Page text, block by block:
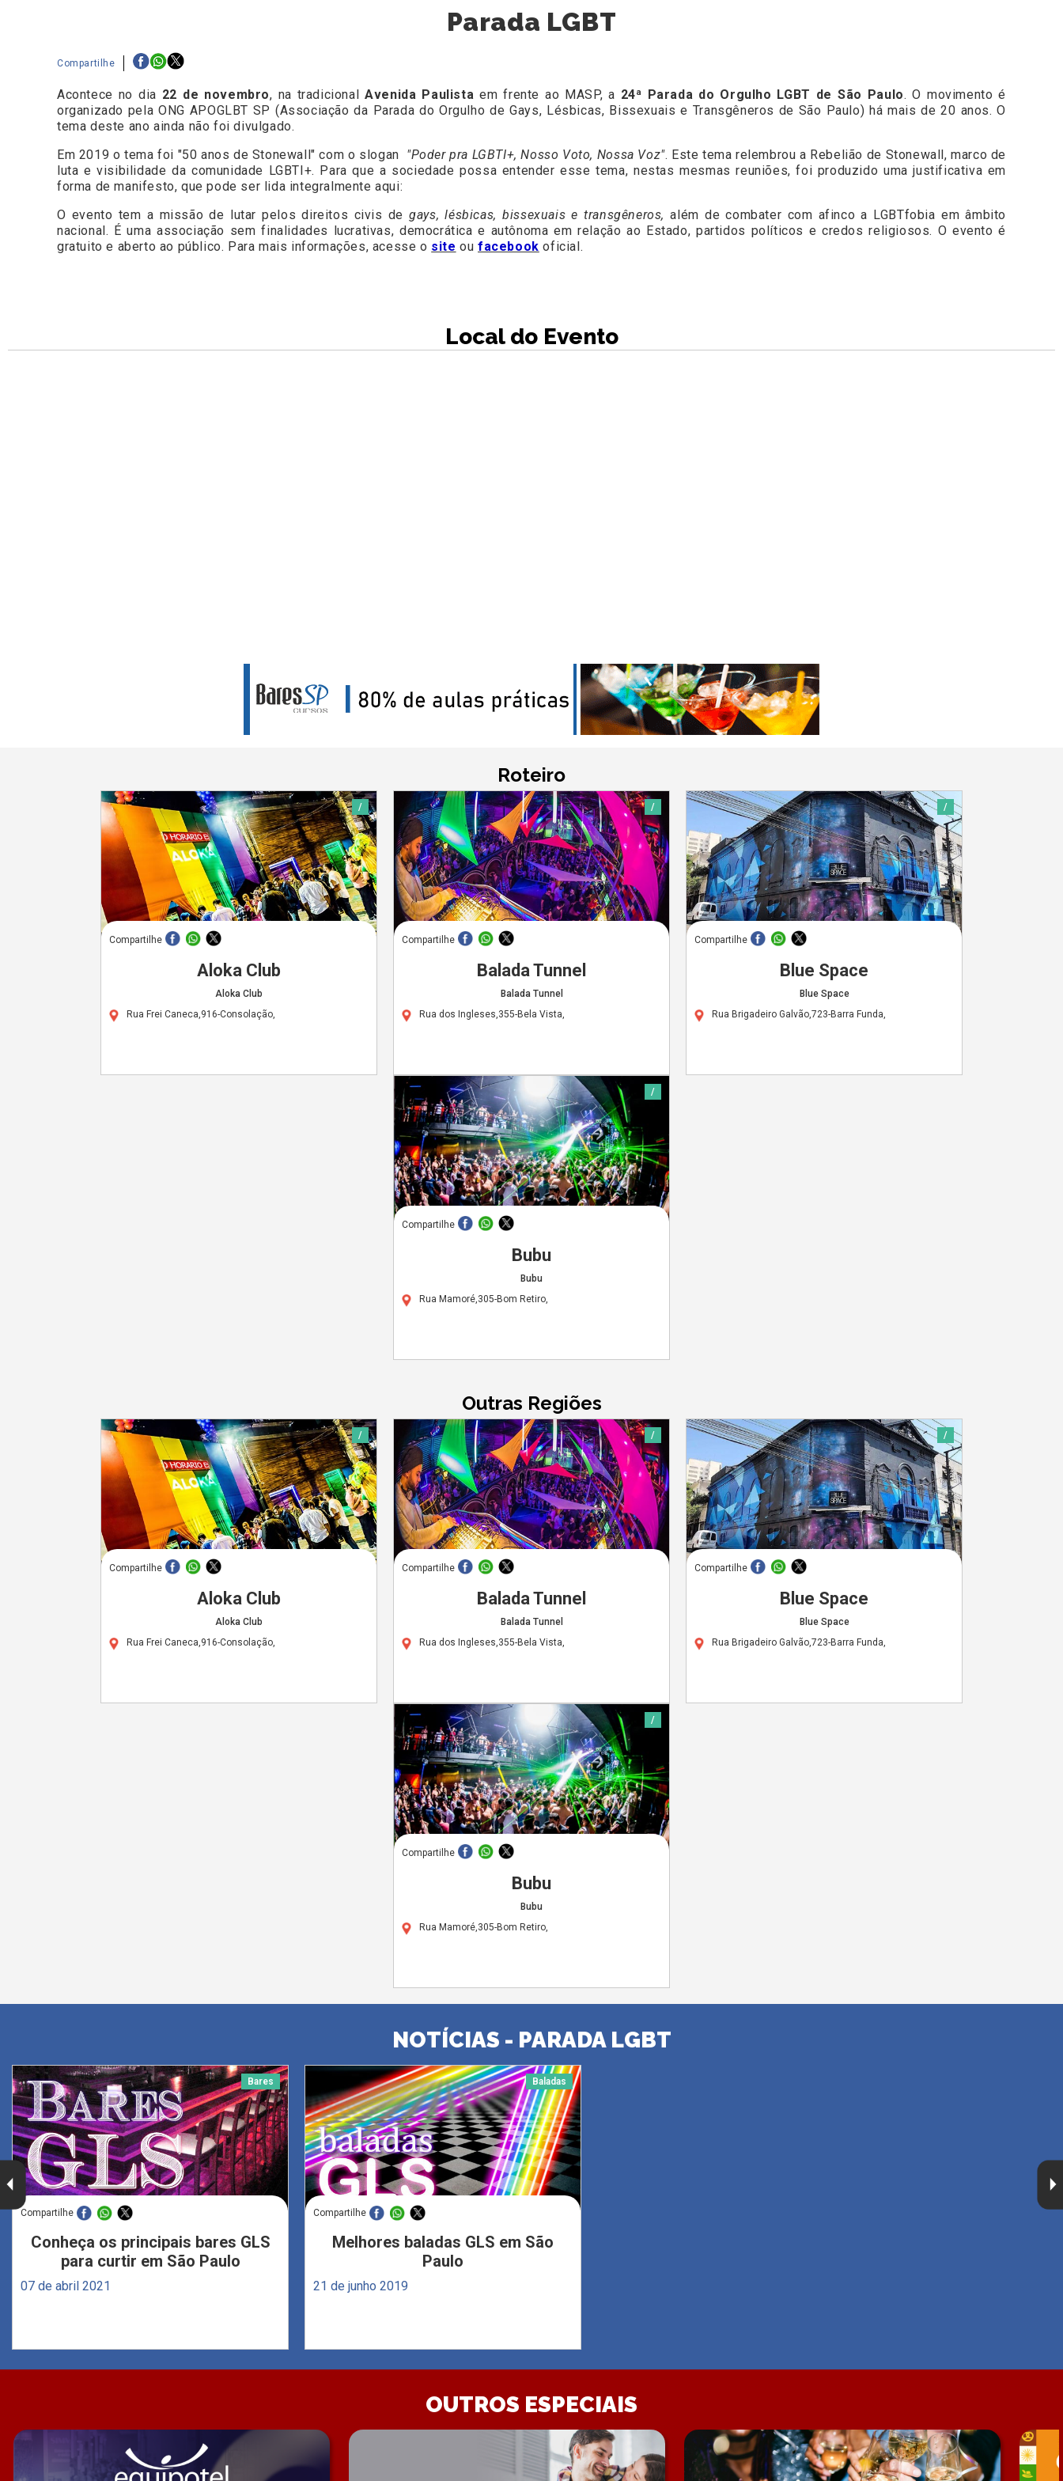
Parada LGBT
Compartilhe
Acontece no dia 22 de novembro, na tradicionalAvenida Paulista em frente ao MASP, a 24ª Parada do Orgulho LGBT de São Paulo. O movimento é
organizado pela ONG APOGLBT SP (Associação da Parada do Orgulho de Gays, Lésbicas, Bissexuais e Transgêneros de São Paulo) há mais de 20 anos. O
tema deste ano ainda não foi divulgado.
Em 2019 o tema foi "50 anos de Stonewall" com o slogan "Poder pra LGBTI+, Nosso Voto, Nossa Voz". Este tema relembrou a Rebelião de Stonewall, marco de
luta e visibilidade da comunidade LGBTI+. Para que a sociedade possa entender esse tema, nestas mesmas reuniões, foi produzido uma justificativa em
forma de manifesto, que pode ser lida integralmente aqui:
O evento tem a missão de lutar pelos direitos civis degays, lésbicas, bissexuais e transgêneros, além de combater com afinco a LGBTfobia em âmbito
nacional. É uma associação sem finalidades lucrativas, democrática e autônoma em relação ao Estado, partidos políticos e credos religiosos. O evento é
gratuito e aberto ao público. Para mais informações, acesse o site oufacebook oficial.
Local do Evento
Roteiro
/
Compartilhe
Aloka Club
Aloka Club
Rua Frei Caneca,916-Consolação,
/
Compartilhe
Balada Tunnel
Balada Tunnel
Rua dos Ingleses,355-Bela Vista,
/
Compartilhe
Blue Space
Blue Space
Rua Brigadeiro Galvão,723-Barra Funda,
/
Compartilhe
Bubu
Bubu
Rua Mamoré,305-Bom Retiro,
Outras Regiões
/
Compartilhe
Aloka Club
Aloka Club
Rua Frei Caneca,916-Consolação,
/
Compartilhe
Balada Tunnel
Balada Tunnel
Rua dos Ingleses,355-Bela Vista,
/
Compartilhe
Blue Space
Blue Space
Rua Brigadeiro Galvão,723-Barra Funda,
/
Compartilhe
Bubu
Bubu
Rua Mamoré,305-Bom Retiro,
NOTÍCIAS - PARADA LGBT
Bares
Compartilhe
Conheça os principais bares GLS
para curtir em São Paulo
07 de abril 2021
Baladas
Compartilhe
Melhores baladas GLS em São
Paulo
21 de junho 2019
OUTROS ESPECIAIS